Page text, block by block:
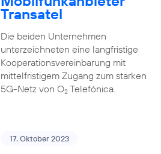
Transatel
Die beiden Unternehmen
unterzeichneten eine langfristige
Kooperationsvereinbarung mit
mittelfristigem Zugang zum starken
5G-Netz von O2Telefónica.
17. Oktober 2023